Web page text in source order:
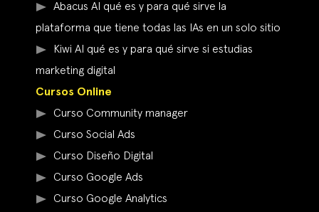
Abacus AI qué es y para qué sirve la
plataforma que tiene todas las IAs en un solo sitio
Kiwi AI qué es y para qué sirve si estudias
marketing digital
Cursos Online
Curso Community manager
Curso Social Ads
Curso Diseño Digital
Curso Google Ads
Curso Google Analytics